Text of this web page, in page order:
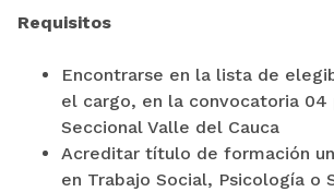
Requisitos
Encontrarse en la lista de
el cargo, en la convocatoria 04
Seccional Valle del Cauca
Acreditar título de formación
en Trabajo Social, Psicología o